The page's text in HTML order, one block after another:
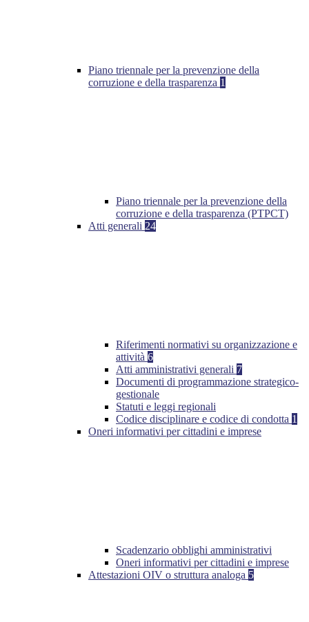
Piano triennale per la prevenzione della
corruzione e della trasparenza 1
Piano triennale per la prevenzione della
corruzione e della trasparenza (PTPCT)
Atti generali 24
Riferimenti normativi su organizzazione e
attività 6
Atti amministrativi generali 7
Documenti di programmazione strategico-
gestionale
Statuti e leggi regionali
Codice disciplinare e codice di condotta 1
Oneri informativi per cittadini e imprese
Scadenzario obblighi amministrativi
Oneri informativi per cittadini e imprese
Attestazioni OIV o struttura analoga 5